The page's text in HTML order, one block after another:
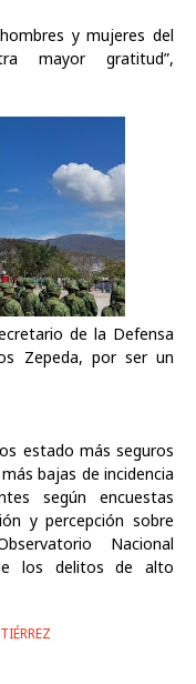
y mujeres del
mayor gratitud”,
de la Defensa
Zepeda, por ser un
estado más seguros
bajas de incidencia
según encuestas
y percepción sobre
Nacional
los delitos de alto